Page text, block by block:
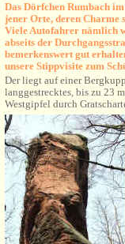
Das Dörfchen Rumbach
jener Orte, deren Charme
Viele Autofahrer nämlich
abseits der
bemerkenswert gut
unsere Stippvisite zum
Der liegt auf einer
langgestrecktes, bis zu 23
Westgipfel durch